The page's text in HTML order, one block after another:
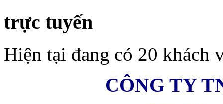
SAIGON
trực tuyến
Hiện tại đang có 20 khách
CÔNG TY